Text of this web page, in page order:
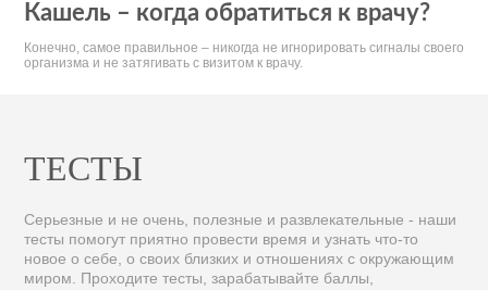
Кашель – когда обратиться к врачу?
Конечно, самое правильное – никогда не игнорировать сигналы своего
организма и не затягивать с визитом к врачу.
ТЕСТЫ
Серьезные и не очень, полезные и развлекательные - наши
тесты помогут приятно провести время и узнать что-то
новое о себе, о своих близких и отношениях с окружающим
миром. Проходите тесты, зарабатывайте баллы,